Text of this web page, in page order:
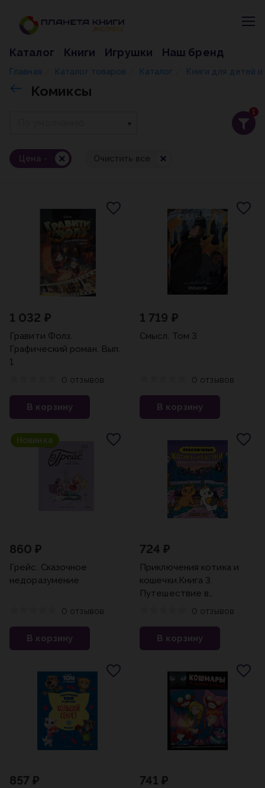
Каталог Книги Игрушки Наш бренд
Главная Каталог товаров Каталог Книги для детей
Комиксы
1
Цена -
1 032 ₽
Гравити Фолз.
Графический роман. Вып.
1
0 отзывов
В корзину
1 719 ₽
Смысл. Том 3
0 отзывов
В корзину
Новинка
860 ₽
Грейс. Сказочное
недоразумение
0 отзывов
В корзину
724 ₽
Приключения котика и
кошечки.Книга 3.
Путешествие в
Медверогобург0 отзывов
В корзину
857 ₽ 741 ₽